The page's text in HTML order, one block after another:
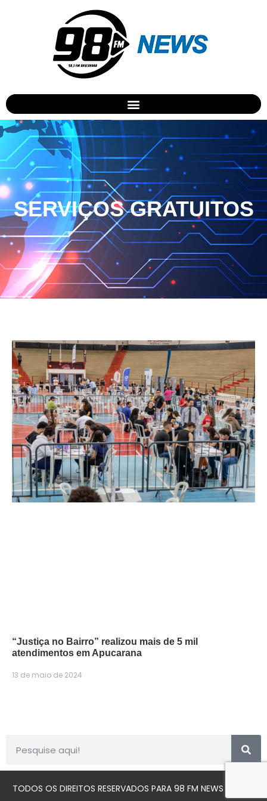
SERVIÇOS GRATUITOS
“Justiça no Bairro” realizou mais de 5 mil
atendimentos em Apucarana
13 de maio de 2024
TODOS OS DIREITOS RESERVADOS PARA 98 FM NEWS © 2023